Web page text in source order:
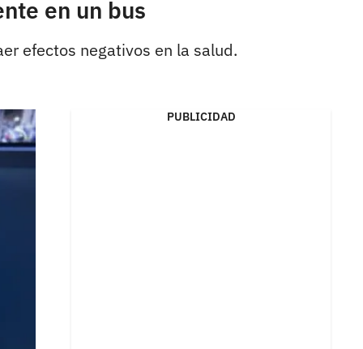
en un bus
efectos negativos en la salud.
PUBLICIDAD